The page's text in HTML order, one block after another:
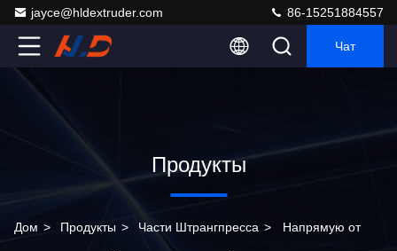
jayce@hldextruder.com 86-15251884557
Чат
Продукты
Дом > Продукты > Части Штрангпресса > Напрямую от